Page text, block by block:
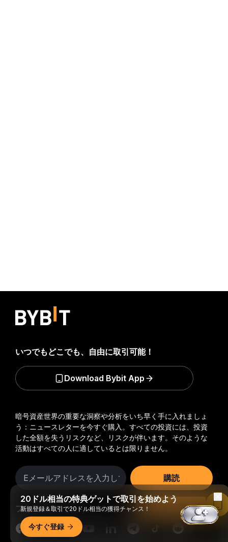
暗号資産世界の重要な洞察や分析をいち早く手に入れましょ
う：ニュースレターを今すぐ購入。 すべての投資には、投資
した全額を失うリスクなど、リスクが伴います。そのような
活動はすべての人に適しているとは限りません。
購読
フォローする
いつでもどこでも、自由に取引可能！
Download Bybit App
20ドル相当の特典ゲットで取引を始めよう
新規登録＆取引で20ドル相当の獲得チャンス！
今すぐ登録
Bybitアプリで読む